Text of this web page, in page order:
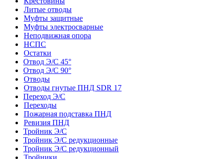
Литые отводы
Муфты защитные
Муфты электросварные
Неподвижная опора
НСПС
Остатки
Отвод Э/С 45°
Отвод Э/С 90°
Отводы
Отводы гнутые ПНД SDR 17
Переход Э/С
Переходы
Пожарная подставка ПНД
Ревизия ПНД
Тройник Э/С
Тройник Э/С редукционные
Тройник Э/С редукционный
Тройники